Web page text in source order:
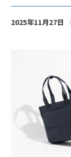
2025年11月27日